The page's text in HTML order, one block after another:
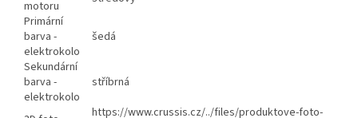
motoru
Primární
barva -
elektrokolo
šedá
Sekundární
barva -
elektrokolo
stříbrná
https://www.crussis.cz/../files/produktove-foto-